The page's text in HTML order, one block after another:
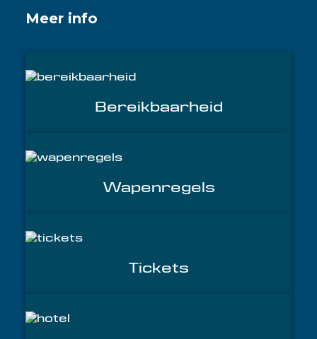
Meer info
Bereikbaarheid
Wapenregels
Tickets